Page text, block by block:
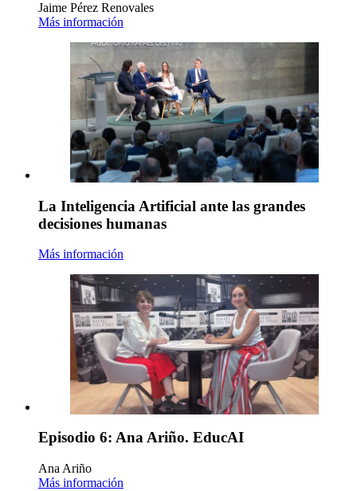
Jaime Pérez Renovales
Más información
La Inteligencia Artificial ante las grandes
decisiones humanas
Más información
Episodio 6: Ana Ariño. EducAI
Ana Ariño
Más información